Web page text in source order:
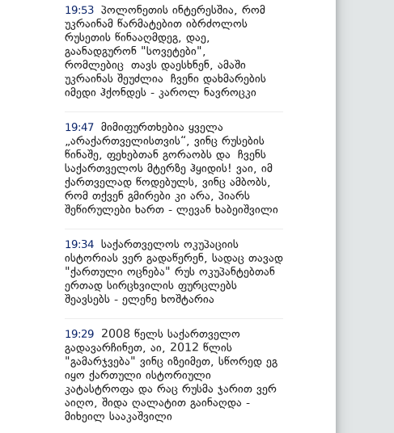
19:53 პოლონეთის ინტერესშია, რომ
უკრაინამ წარმატებით იბრძოლოს
რუსეთის წინააღმდეგ, დაე,
გაანადგურონ "სოვეტები",
რომლებიც თავს დაესხნენ, ამაში
უკრაინას შეუძლია ჩვენი დახმარების
იმედი ჰქონდეს - კაროლ ნავროცკი
19:47 მიმიფურთხებია ყველა
„არაქართველისთვის“, ვინც რუსების
წინაშე, ფეხებთან გორაობს და ჩვენს
საქართველოს მტერზე ჰყიდის! ვაი, იმ
ქართველად წოდებულს, ვინც ამბობს,
რომ თქვენ გმირები კი არა, პიარს
შეწირულები ხართ - ლევან ხაბეიშვილი
19:34 საქართველოს ოკუპაციის
ისტორიას ვერ გადაწერენ, სადაც თავად
"ქართული ოცნება" რუს ოკუპანტებთან
ერთად სირცხვილის ფურცლებს
შეავსებს - ელენე ხოშტარია
19:29
2008 წელს საქართველო
გადავარჩინეთ, აი, 2012 წლის
"გამარჯვება" ვინც იზეიმეთ, სწორედ ეგ
იყო ქართული ისტორიული
კატასტროფა და რაც რუსმა ჯარით ვერ
აიღო, შიდა ღალატით გაინაღდა -
მიხეილ სააკაშვილი